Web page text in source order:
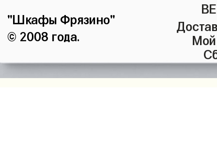
"Шкафы Фрязино"
© 2008 года.